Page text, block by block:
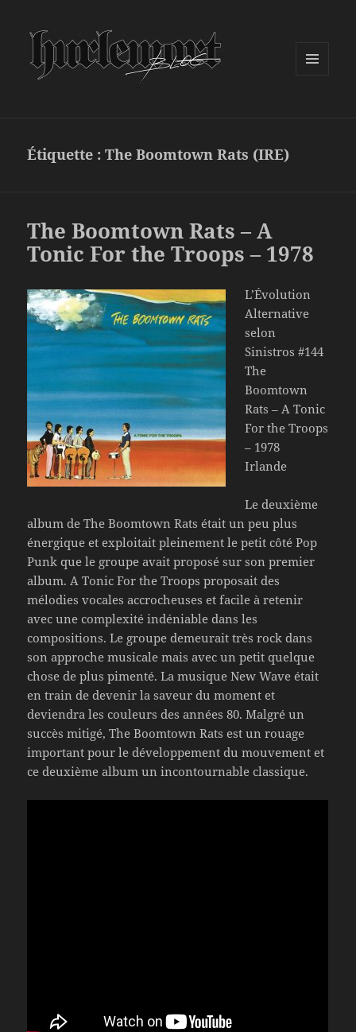
Étiquette :The Boomtown Rats (IRE)
The Boomtown Rats – A
Tonic For the Troops – 1978
L’Évolution
Alternative
selon
Sinistros #144
The
Boomtown
Rats – A Tonic
For the Troops
– 1978
Irlande
Le deuxième
album de The Boomtown Rats était un peu plus
énergique et exploitait pleinement le petit côté Pop
Punk que le groupe avait proposé sur son premier
album. A Tonic For the Troops proposait des
mélodies vocales accrocheuses et facile à retenir
avec une complexité indéniable dans les
compositions. Le groupe demeurait très rock dans
son approche musicale mais avec un petit quelque
chose de plus pimenté. La musique New Wave était
en train de devenir la saveur du moment et
deviendra les couleurs des années 80. Malgré un
succès mitigé, The Boomtown Rats est un rouage
important pour le développement du mouvement et
ce deuxième album un incontournable classique.